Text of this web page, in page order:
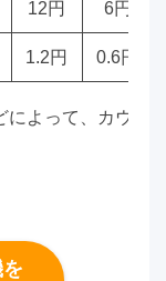
12円 6円
1.2円 0.6円
よって、カウン